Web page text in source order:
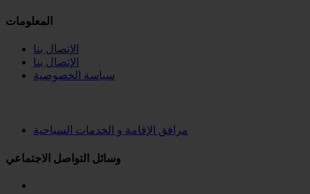
المعلومات
الإتصال بنا
الإتصال بنا
سیاسة الخصوصية
مرافق الإقامة و الخدمات السياحية
وسائل التواصل الاجتماعي